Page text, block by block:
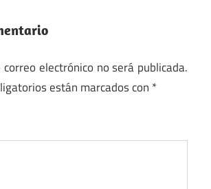
correo electrónico no será publicada.
están marcados con *